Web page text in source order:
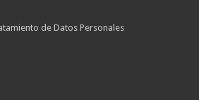
de Datos Personales